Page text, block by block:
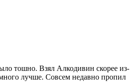
тошно. Взял Алкодивин скорее из-
лучше. Совсем недавно пропил